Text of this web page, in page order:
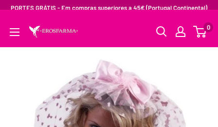
PORTES GRÁTIS - Em compras superiores a 45€ (Portugal Continental)
0